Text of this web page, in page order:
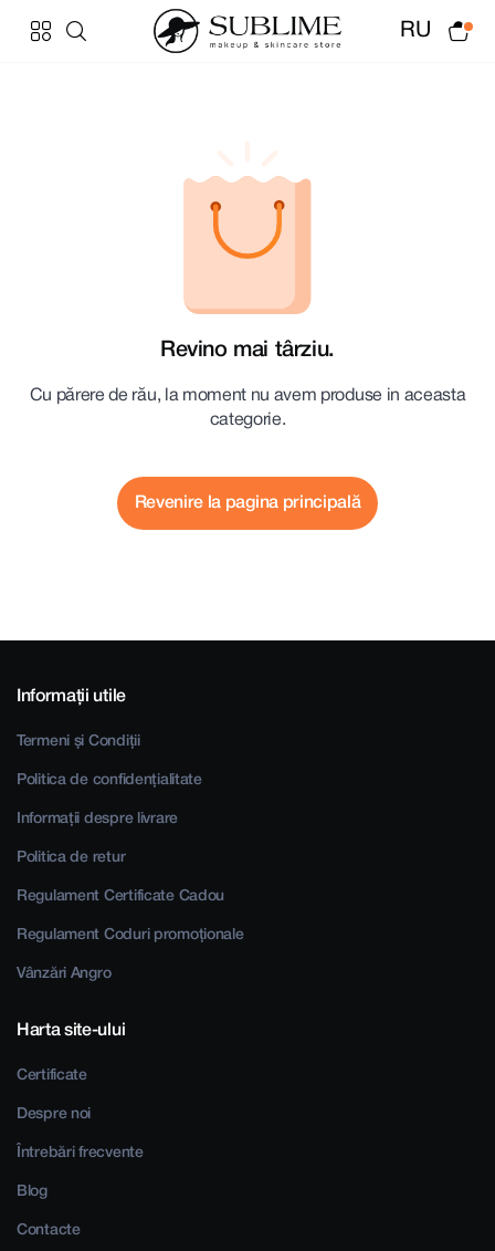
RU
Revino mai târziu.
Cu părere de rău, la moment nu avem produse in aceasta
categorie.
Revenire la pagina principală
Informații utile
Termeni și Condiții
Politica de confidențialitate
Informații despre livrare
Politica de retur
Regulament Certificate Cadou
Regulament Coduri promoționale
Vânzări Angro
Harta site-ului
Certificate
Despre noi
Întrebări frecvente
Blog
Contacte